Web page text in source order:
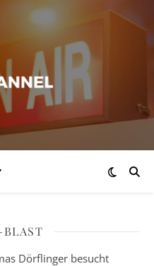
BLAST
Dörflinger besucht